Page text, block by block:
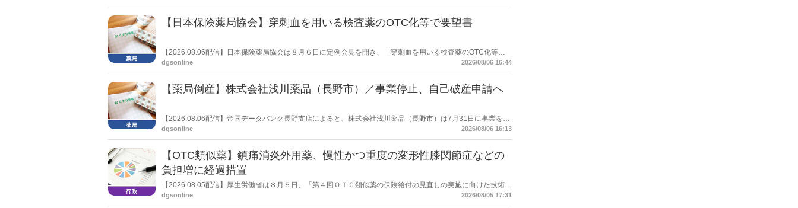
【日本保険薬局協会】穿刺血を用いる検査薬のOTC化等で要望書
【2026.08.06配信】日本保険薬局協会は８月６日に定例会見を開き、「穿刺血を用いる検査薬のOTC化等に
関する要望書」を厚生労働省 医薬局長宛に提出したことを説明した。
dgsonline 2026/08/06 16:44
【薬局倒産】株式会社浅川薬品（長野市）／事業停止、自己破産申請へ
【2026.08.06配信】帝国データバンク長野支店によると、株式会社浅川薬品（長野市）は7月31日に事業を停
止し、自己破産申請の準備に入った。
dgsonline 2026/08/06 16:13
【OTC類似薬】鎮痛消炎外用薬、慢性かつ重度の変形性膝関節症などの
負担増に経過措置
【2026.08.05配信】厚生労働省は８月５日、「第４回ＯＴＣ類似薬の保険給付の見直しの実施に向けた技術的
検討会」を開催。「中間とりまとめ（案）」を提示し了承した。今後、社会保障審議会医療保険部会等に報告
dgsonline 2026/08/05 17:31